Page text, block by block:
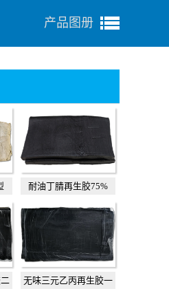
产品图册
耐油丁腈再生胶75%
无味三元乙丙再生胶一